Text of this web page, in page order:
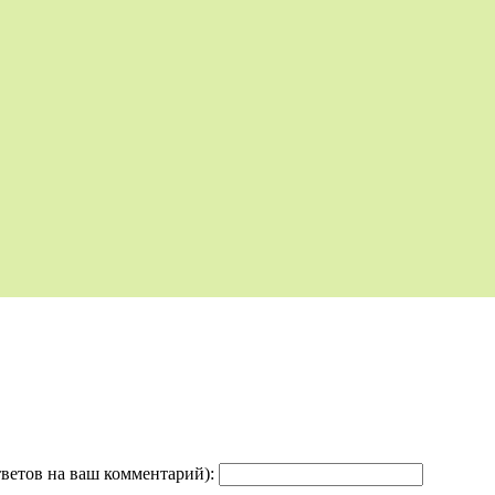
на ваш комментарий):